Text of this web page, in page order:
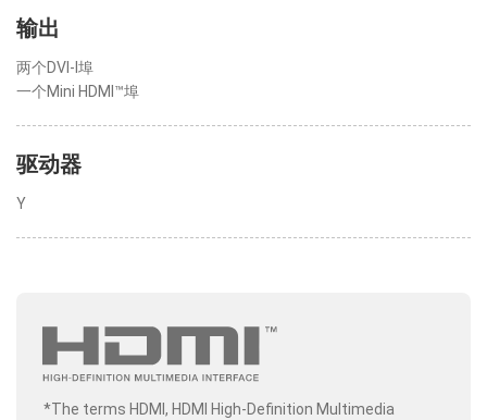
输出
两个DVI-I埠
一个Mini HDMI™埠
驱动器
Y
*The terms HDMI, HDMI High-Definition Multimedia